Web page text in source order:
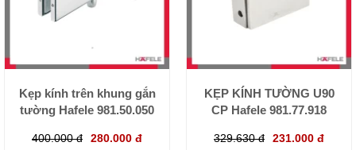
Kẹp kính trên khung gắn
tường Hafele 981.50.050
400.000 đ 280.000 đ
KẸP KÍNH TƯỜNG U90
CP Hafele 981.77.918
329.630 đ 231.000 đ